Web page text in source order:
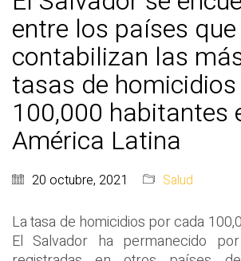
entre los países que
contabilizan las
tasas de
100,000 habitantes
América Latina
20 octubre, 2021 Salud
La tasa de homicidios por cada
El Salvador ha permanecido